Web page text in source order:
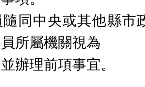
同中央或其他縣市
所屬機關視為
辦理前項事宜。